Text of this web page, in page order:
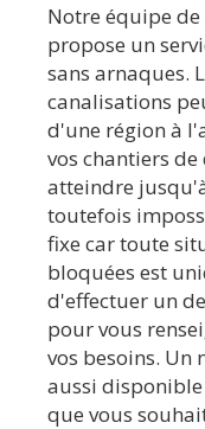
Notre équipe
propose un
sans arnaques.
canalisations
d'une région à
vos chantiers
atteindre
toutefois
fixe car toute
bloquées est
d'effectuer un
pour vous
vos besoins. Un
aussi
que vous